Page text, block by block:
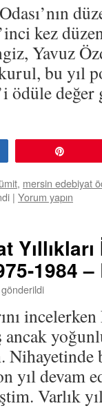
kez
Yavuz
bu yıl
ödüle
, mersin edebiyat
| Yorum yapın
1984 –
ancak
yıl devam
Varlık